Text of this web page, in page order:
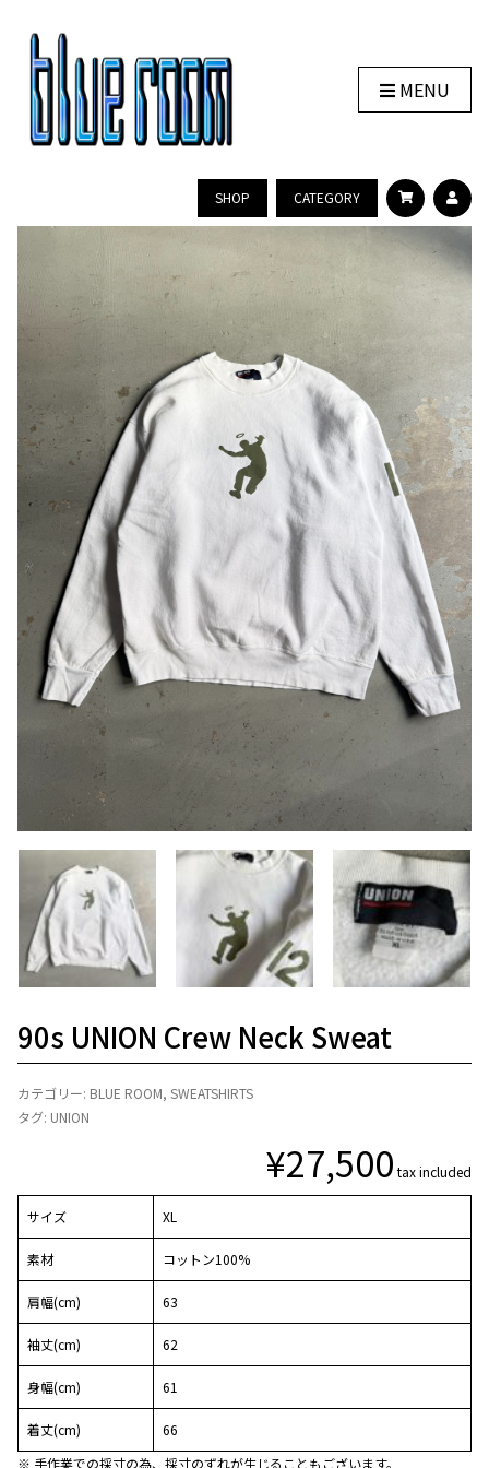
MENU
SHOP CATEGORY
90s UNION Crew Neck Sweat
カテゴリー: BLUE ROOM, SWEATSHIRTS
タグ: UNION
¥27,500 tax included
サイズ XL
素材 コットン100%
肩幅(cm) 63
袖丈(cm) 62
身幅(cm) 61
着丈(cm)
66
※ 手作業での採寸の為、採寸のずれが生じることもございます。